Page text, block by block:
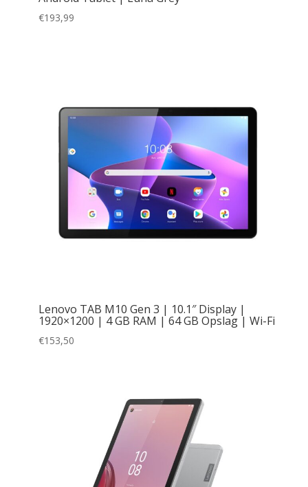
€193,99
Lenovo TAB M10 Gen 3 | 10.1″ Display |
1920×1200 | 4 GB RAM | 64 GB Opslag | Wi-Fi
€153,50